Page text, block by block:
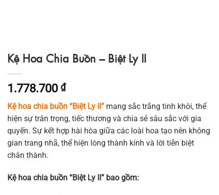
Kệ Hoa Chia Buồn – Biệt Ly II
1.778.700 ₫
Kệ hoa chia buồn “Biệt Ly II” mang sắc trắng tinh khôi, thể
hiện sự trân trọng, tiếc thương và chia sẻ sâu sắc với gia
quyến. Sự kết hợp hài hòa giữa các loài hoa tạo nên không
gian trang nhã, thể hiện lòng thành kính và lời tiễn biệt
chân thành.
Kệ hoa chia buồn “Biệt Ly II” bao gồm: